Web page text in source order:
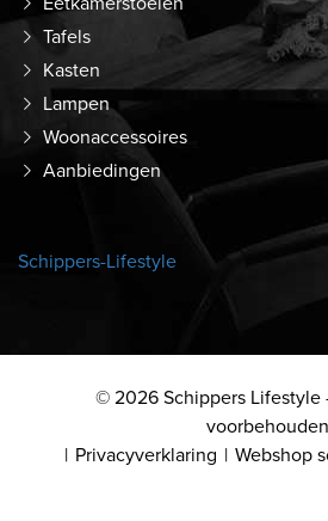
Tafels
Kasten
Lampen
Woonaccessoires
Aanbiedingen
Schippers-Lifestyle
© 2026 Schippers Lifestyle
voorbehouden
Privacyverklaring
Webshop